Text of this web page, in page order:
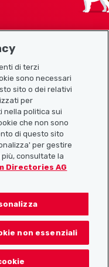
di terzi
sono necessari
sito o dei relativi
per
nella politica sui
che non sono
di questo sito
per gestire
consultate la
Directories AG
non essenziali